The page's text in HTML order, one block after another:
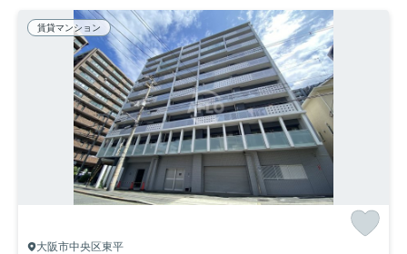
賃貸マンション
大阪市中央区東平